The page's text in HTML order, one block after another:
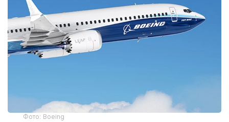
Фото: Boeing